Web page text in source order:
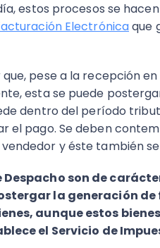
estos procesos se
Electrónicaque
pese a la recepción
esta se puede
dentro del período
el pago. Se deben
y éste también
Despacho son de
la generación
aunque estos
el Servicio de